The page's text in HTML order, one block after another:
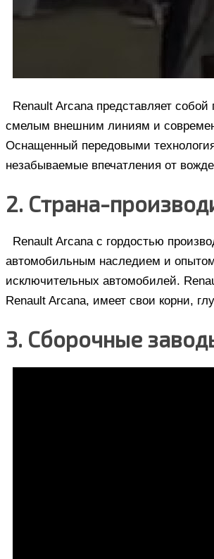
Renault Arcana представляет
смелым внешним линиям и
Оснащенный передовыми
незабываемые впечатления от
2. Страна-
Renault Arcana с гордостью
автомобильным наследием и
исключительных автомобилей.
Renault Arcana, имеет свои корни,
3. Сборочные